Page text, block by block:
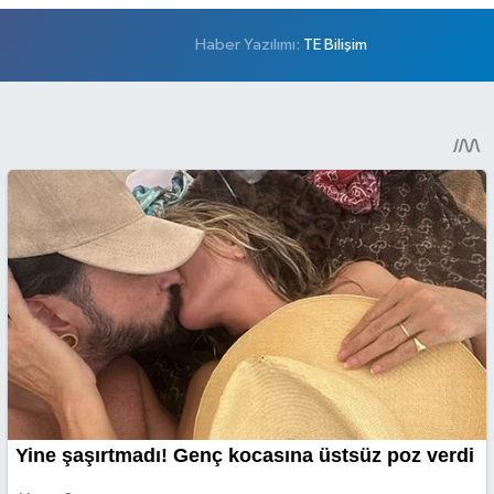
Haber Yazılımı: TE Bilişim